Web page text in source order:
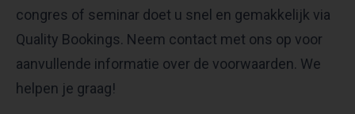
congres of seminar doet u snel en gemakkelijk via
Quality Bookings. Neem contact met ons op voor
aanvullende informatie over de voorwaarden. We
helpen je graag!